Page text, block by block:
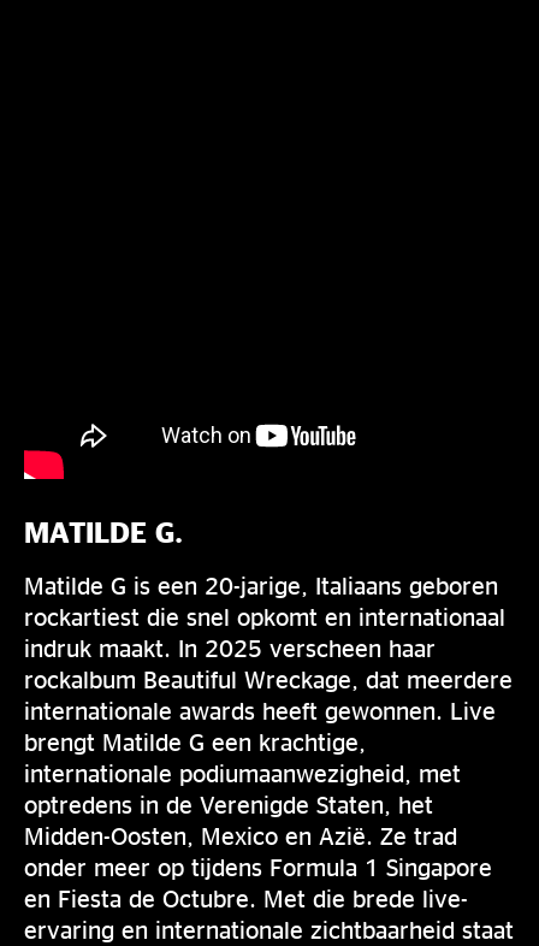
MATILDE G.
Matilde G is een 20-jarige, Italiaans geboren
rockartiest die snel opkomt en internationaal
indruk maakt. In 2025 verscheen haar
rockalbum Beautiful Wreckage, dat meerdere
internationale awards heeft gewonnen. Live
brengt Matilde G een krachtige,
internationale podiumaanwezigheid, met
optredens in de Verenigde Staten, het
Midden-Oosten, Mexico en Azië. Ze trad
onder meer op tijdens Formula 1 Singapore
en Fiesta de Octubre. Met die brede live-
ervaring en internationale zichtbaarheid staat